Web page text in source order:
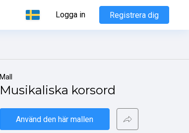
Logga in Registrera dig
Mall
Musikaliska korsord
Använd den här mallen